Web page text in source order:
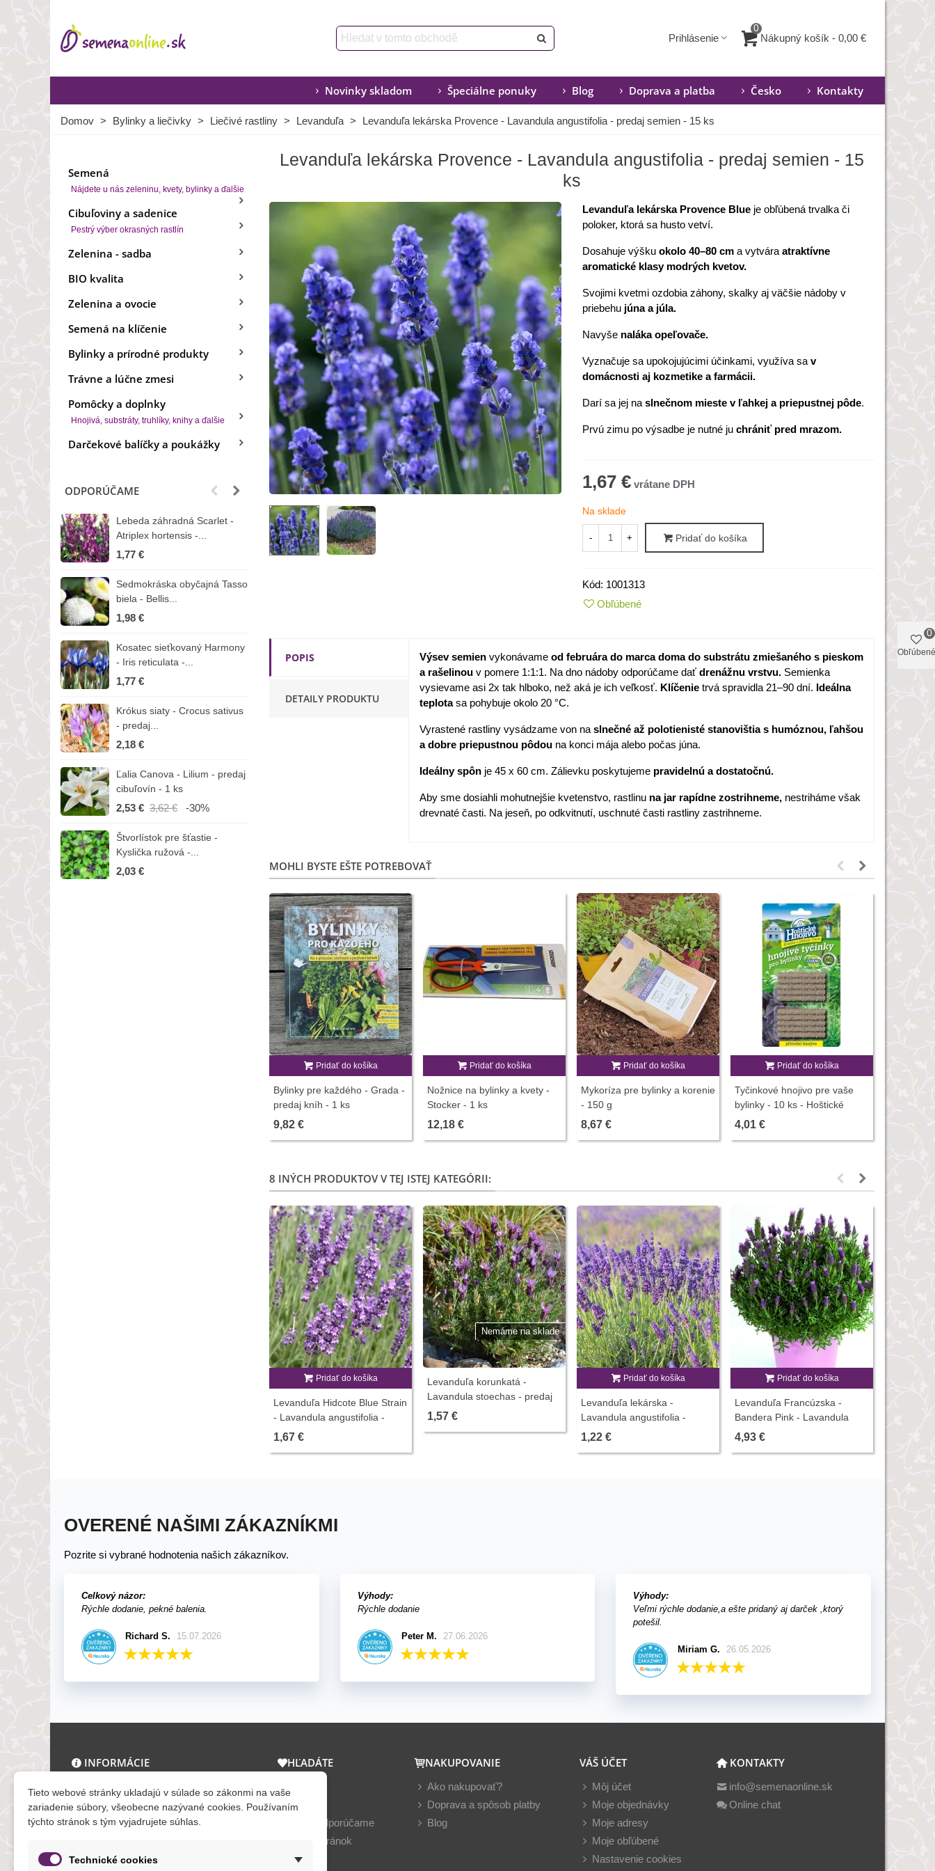
Prihlásenie
0
Nákupný košík - 0,00 €
Novinky skladom Špeciálne ponuky Blog Doprava a platba Česko Kontakty
Domov > Bylinky a liečivky > Liečivé rastliny > Levanduľa > Levanduľa lekárska Provence - Lavandula angustifolia - predaj semien - 15 ks
Semená
Nájdete u nás zeleninu, kvety, bylinky a ďalšie
Cibuľoviny a sadenice
Pestrý výber okrasných rastlín
Zelenina - sadba
BIO kvalita
Zelenina a ovocie
Semená na klíčenie
Bylinky a prírodné produkty
Trávne a lúčne zmesi
Pomôcky a doplnky
Hnojivá, substráty, truhlíky, knihy a ďalšie
Darčekové balíčky a poukážky
ODPORÚČAME
Lebeda záhradná Scarlet -
Atriplex hortensis -...
1,77 €
Sedmokráska obyčajná Tasso
biela - Bellis...
1,98 €
Kosatec sieťkovaný Harmony
- Iris reticulata -...
1,77 €
Krókus siaty - Crocus sativus
- predaj...
2,18 €
Ľalia Canova - Lilium - predaj
cibuľovín - 1 ks
2,53 € 3,62 € -30%
Štvorlístok pre šťastie -
Kyslička ružová -...
2,03 €
BIO Kaleráb Dyna - Brassica
oleracea var....
3,55 €
- Tropaeolum nanum...
Cichorium intybus - predaj...
1,82 €
Levanduľa lekárska Provence - Lavandula angustifolia - predaj semien - 15
ks
Levanduľa lekárska Provence Blue je obľúbená trvalka či
poloker, ktorá sa husto vetví.
Dosahuje výšku okolo 40–80 cm a vytvára atraktívne
aromatické klasy modrých kvetov.
Svojimi kvetmi ozdobia záhony, skalky aj väčšie nádoby v
priebehu júna a júla.
Navyše naláka opeľovače.
Vyznačuje sa upokojujúcimi účinkami, využíva sa v
domácnosti aj kozmetike a farmácii.
Darí sa jej na slnečnom mieste v ľahkej a priepustnej pôde.
Prvú zimu po výsadbe je nutné ju chrániť pred mrazom.
1,67 €
Na sklade
- + Pridať do košíka
Kód: 1001313
Obľúbené
POPIS
DETAILY PRODUKTU
Výsev semien vykonávame od februára do marca doma do substrátu zmiešaného s pieskom
a rašelinou v pomere 1:1:1. Na dno nádoby odporúčame dať drenážnu vrstvu. Semienka
vysievame asi 2x tak hlboko, než aká je ich veľkosť. Klíčenie trvá spravidla 21–90 dní. Ideálna
teplotasa pohybuje okolo 20 °C.
Vyrastené rastliny vysádzame von na slnečné až polotienisté stanovištia s humóznou, ľahšou
a dobre priepustnou pôdou na konci mája alebo počas júna.
Ideálny spôn je 45 x 60 cm. Zálievku poskytujeme pravidelnú a dostatočnú.
Aby sme dosiahli mohutnejšie kvetenstvo, rastlinu na jar rapídne zostrihneme, nestriháme však
drevnaté časti. Na jeseň, po odkvitnutí, uschnuté časti rastliny zastrihneme.
MOHLI BYSTE EŠTE POTREBOVAŤ
Pridať do košíka
Bylinky pre každého - Grada -
predaj kníh - 1 ks
9,82 €
Pridať do košíka
Nožnice na bylinky a kvety -
Stocker - 1 ks
12,18 €
Pridať do košíka
Mykoríza pre bylinky a korenie
- 150 g
8,67 €
Pridať do košíka
Tyčinkové hnojivo pre vaše
bylinky - 10 ks - Hoštické
hnojivo
4,01 €
8 INÝCH PRODUKTOV V TEJ ISTEJ KATEGÓRII:
Pridať do košíka
Levanduľa Hidcote Blue Strain
- Lavandula angustifolia -
predaj semien levandule - 30
1,67 €
Nemáme na sklade
Levanduľa korunkatá -
Lavandula stoechas - predaj
semien levanduľa - 20 ks
1,57 €
Pridať do košíka
Levanduľa lekárska -
Lavandula angustifolia -
semiačka - 130 ks
1,22 €
Pridať do košíka
Levanduľa Francúzska -
Bandera Pink - Lavandula
Stoechas - Semená levandule
4,93 €
OVERENÉ NAŠIMI ZÁKAZNÍKMI
Pozrite si vybrané hodnotenia našich zákazníkov.
Celkový názor:
Rýchle dodanie, pekné balenia.
Richard S. 15.07.2026
Výhody:
Rýchle dodanie
Peter M. 27.06.2026
Výhody:
Veľmi rýchle dodanie,a ešte pridaný aj darček ,ktorý
potešil.
Miriam G. 26.05.2026
INFORMÁCIE
O nás a kontakt
Obchodné podmienky
Ochrana osobných údajov
Formuláre
HĽADÁTE
Novinky
Teraz odporúčame
Mapa stránok
NAKUPOVANIE
Ako nakupovať?
Doprava a spôsob platby
Blog
VÁŠ ÚČET
Môj účet
Moje objednávky
Moje adresy
Moje obľúbené
Nastavenie cookies
KONTAKTY
info@semenaonline.sk
Online chat
Obľúbené
0
Tieto webové stránky ukladajú v súlade so zákonmi na vaše
zariadenie súbory, všeobecne nazývané cookies. Používaním
týchto stránok s tým vyjadrujete súhlas.
Technické cookies